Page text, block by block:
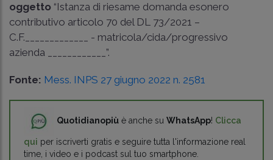
oggetto “Istanza di riesame domanda esonero
contributivo articolo 70 del DL 73/2021 –
C.F._____________ - matricola/cida/progressivo
azienda ____________”.
Fonte: Mess. INPS 27 giugno 2022 n. 2581
Quotidianopiù è anche su WhatsApp! Clicca
qui per iscriverti gratis e seguire tutta l'informazione real
time, i video e i podcast sul tuo smartphone.